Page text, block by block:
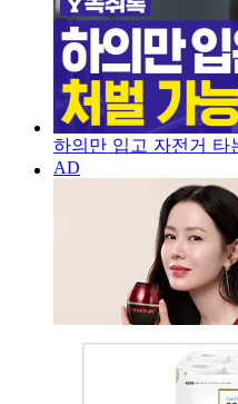
하의만 입고 자전거